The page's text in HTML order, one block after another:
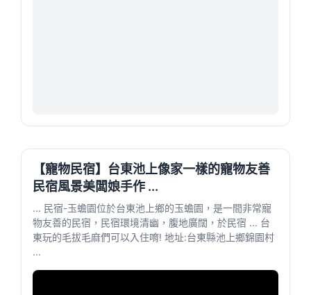
【寵物民宿】台東池上像家一樣的寵物友善
民宿風景美闆娘手作 ...
... 民宿-玉蟾園位於台東池上鄉的玉蟾園，是一間非常寵
物友善的民宿，民宿環境清幽，腹地廣闊，於民宿 ... 台
東玩的毛拔毛麻們可以入住唷! 地址:台東縣池上鄉錦園村
...